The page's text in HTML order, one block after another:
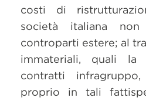
costi di
società italiana
controparti estere; al
immateriali, quali
contratti
proprio in tali